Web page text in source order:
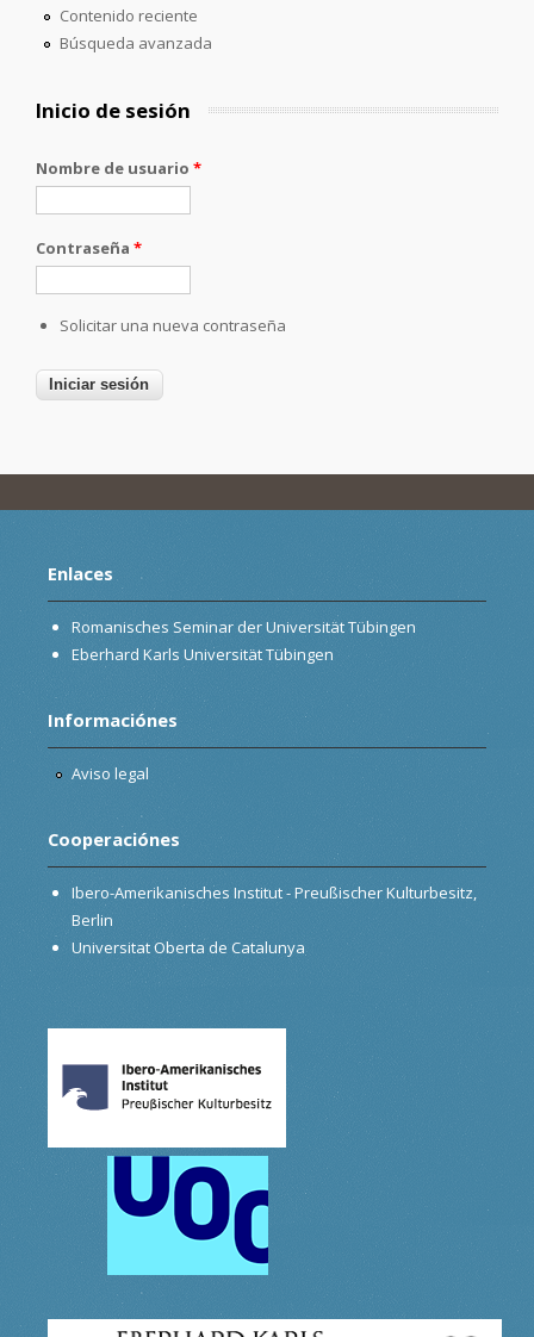
Contenido reciente
Búsqueda avanzada
Inicio de sesión
Nombre de usuario *
Contraseña *
Solicitar una nueva contraseña
Enlaces
Romanisches Seminar der Universität Tübingen
Eberhard Karls Universität Tübingen
Informaciónes
Aviso legal
Cooperaciónes
Ibero-Amerikanisches Institut - Preußischer Kulturbesitz,
Berlin
Universitat Oberta de Catalunya